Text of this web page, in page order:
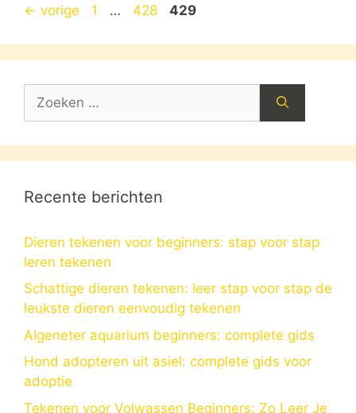
← vorige Pagina
1 … Pagina
428 Pagina
429
naar:
Recente berichten
Dieren tekenen voor beginners: stap voor stap
leren tekenen
Schattige dieren tekenen: leer stap voor stap de
leukste dieren eenvoudig tekenen
Algeneter aquarium beginners: complete gids
Hond adopteren uit asiel: complete gids voor
adoptie
Tekenen voor Volwassen Beginners: Zo Leer Je